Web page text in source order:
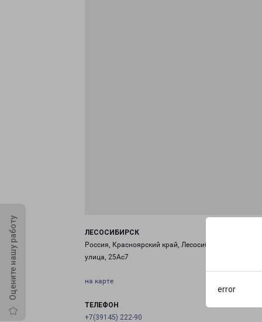
error
Оцените нашу работу
ЛЕСОСИБИРСК
Россия, Красноярский край, Лесосибирск, Енисейская
улица, 25Ас7
на карте
ТЕЛЕФОН
+7(39145) 222-90